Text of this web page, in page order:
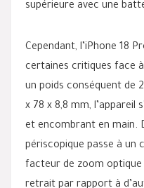
supérieure avec une
Cependant, l’iPhone 18
certaines critiques face
un poids conséquent de
x 78 x 8,8 mm, l’appareil
et encombrant en main.
périscopique passe à un
facteur de zoom optique
retrait par rapport à